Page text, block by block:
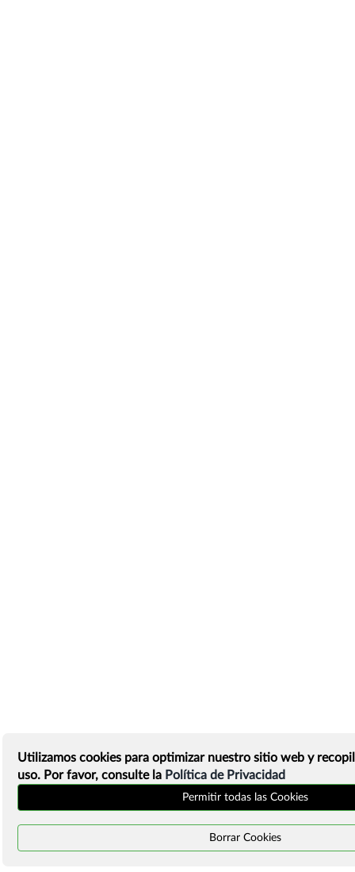
Utilizamos cookies para optimizar nuestro sitio web y
uso. Por favor, consulte la Política de Privacidad
Permitir todas las Cookies
Borrar Cookies